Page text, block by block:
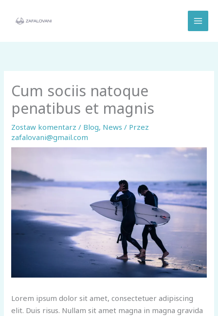
Cum sociis natoque
penatibus et magnis
Zostaw komentarz / Blog, News / Przez
zafalovani@gmail.com
Lorem ipsum dolor sit amet, consectetuer adipiscing
elit. Duis risus. Nullam sit amet magna in magna gravida